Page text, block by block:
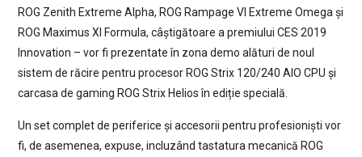
ROG Zenith Extreme Alpha, ROG Rampage VI Extreme Omega și
ROG Maximus XI Formula, câștigătoare a premiului CES 2019
Innovation – vor fi prezentate în zona demo alături de noul
sistem de răcire pentru procesor ROG Strix 120/240 AIO CPU și
carcasa de gaming ROG Strix Helios în ediție specială.
Un set complet de periferice și accesorii pentru profesioniști vor
fi, de asemenea, expuse, incluzând tastatura mecanică ROG